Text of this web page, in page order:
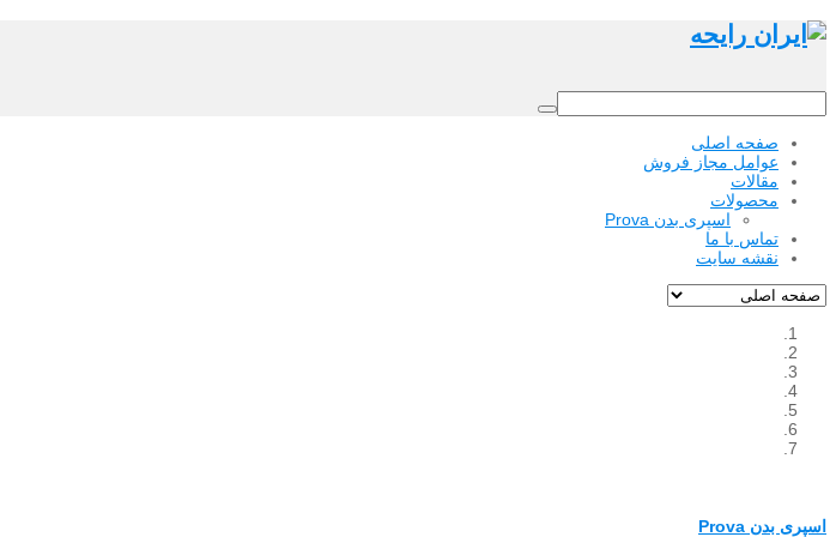
صفحه اصلی
عوامل مجاز فروش
مقالات
محصولات
اسپری بدن Prova
تماس با ما
نقشه سایت
اسپری بدن Prova